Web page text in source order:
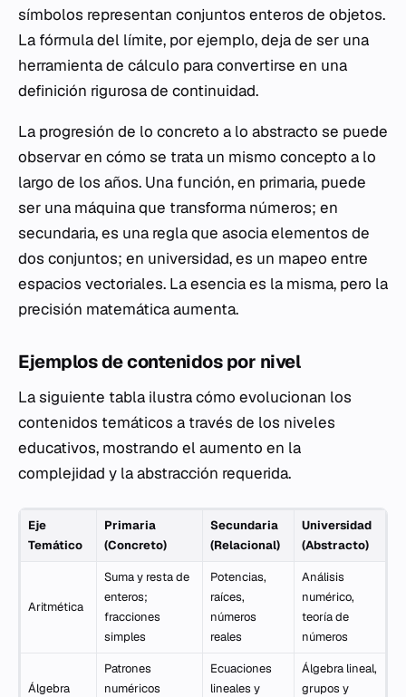
símbolos representan conjuntos enteros de objetos.
La fórmula del límite, por ejemplo, deja de ser una
herramienta de cálculo para convertirse en una
definición rigurosa de continuidad.
La progresión de lo concreto a lo abstracto se puede
observar en cómo se trata un mismo concepto a lo
largo de los años. Una función, en primaria, puede
ser una máquina que transforma números; en
secundaria, es una regla que asocia elementos de
dos conjuntos; en universidad, es un mapeo entre
espacios vectoriales. La esencia es la misma, pero la
precisión matemática aumenta.
Ejemplos de contenidos por nivel
La siguiente tabla ilustra cómo evolucionan los
contenidos temáticos a través de los niveles
educativos, mostrando el aumento en la
complejidad y la abstracción requerida.
Eje
Temático
Primaria
(Concreto)
Secundaria
(Relacional)
Universidad
(Abstracto)
Aritmética
Suma y resta de
enteros;
fracciones
simples
Potencias,
raíces,
números
reales
Análisis
numérico,
teoría de
números
Álgebra
Patrones
numéricos
Ecuaciones
lineales y
Álgebra lineal,
grupos y